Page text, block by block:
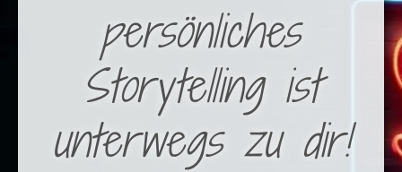
persönliches
Storytelling ist
unterwegs zu dir!